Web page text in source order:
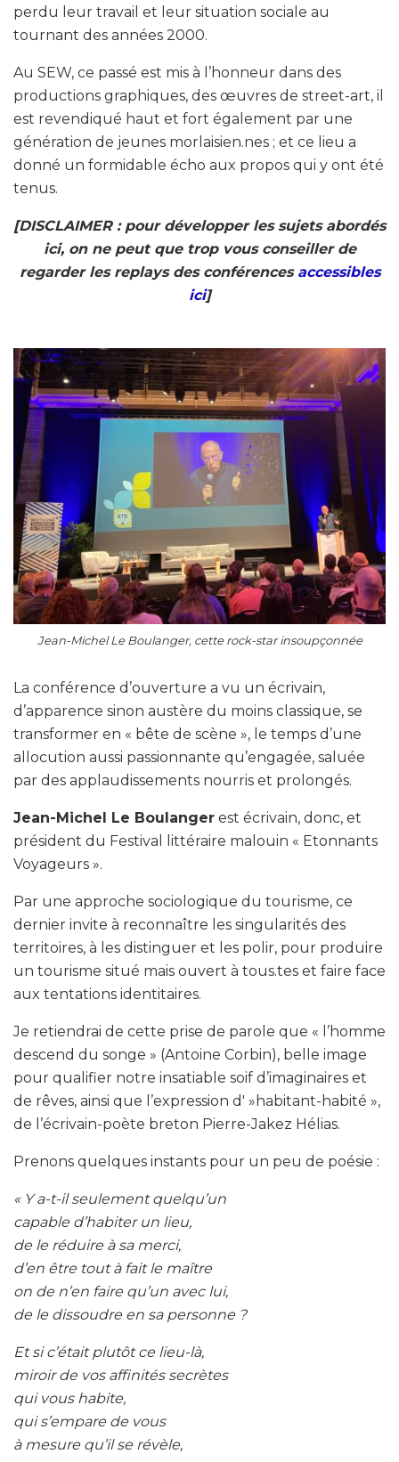
perdu leur travail et leur situation sociale au
tournant des années 2000.
Au SEW, ce passé est mis à l’honneur dans des
productions graphiques, des œuvres de street-art, il
est revendiqué haut et fort également par une
génération de jeunes morlaisien.nes ; et ce lieu a
donné un formidable écho aux propos qui y ont été
tenus.
[DISCLAIMER : pour développer les sujets abordés
ici, on ne peut que trop vous conseiller de
regarder les replays des conférences accessibles
ici]
Jean-Michel Le Boulanger, cette rock-star insoupçonnée
La conférence d’ouverture a vu un écrivain,
d’apparence sinon austère du moins classique, se
transformer en « bête de scène », le temps d’une
allocution aussi passionnante qu’engagée, saluée
par des applaudissements nourris et prolongés.
Jean-Michel Le Boulanger est écrivain, donc, et
président du Festival littéraire malouin « Etonnants
Voyageurs ».
Par une approche sociologique du tourisme, ce
dernier invite à reconnaître les singularités des
territoires, à les distinguer et les polir, pour produire
un tourisme situé mais ouvert à tous.tes et faire face
aux tentations identitaires.
Je retiendrai de cette prise de parole que « l’homme
descend du songe » (Antoine Corbin), belle image
pour qualifier notre insatiable soif d’imaginaires et
de rêves, ainsi que l’expression d' »habitant-habité »,
de l’écrivain-poète breton Pierre-Jakez Hélias.
Prenons quelques instants pour un peu de poésie :
« Y a-t-il seulement quelqu’un
capable d’habiter un lieu,
de le réduire à sa merci,
d’en être tout à fait le maître
on de n’en faire qu’un avec lui,
de le dissoudre en sa personne ?
Et si c’était plutôt ce lieu-là,
miroir de vos affinités secrètes
qui vous habite,
qui s’empare de vous
à mesure qu’il se révèle,